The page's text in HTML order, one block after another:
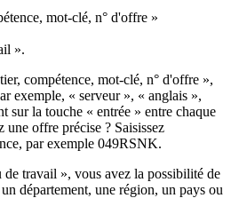
mot-clé, n° d'offre »
».
compétence, mot-clé, n° d'offre »,
exemple, « serveur », « anglais »,
sur la touche « entrée » entre chaque
une offre précise ? Saisissez
par exemple 049RSNK.
travail », vous avez la possibilité de
département, une région, un pays ou